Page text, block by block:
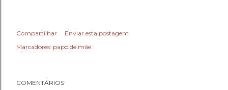
Compartilhar
Enviar esta postagem
Marcadores: papo de mãe
COMENTÁRIOS